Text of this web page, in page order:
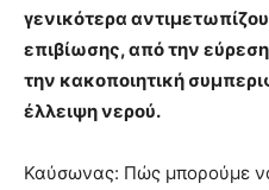
hot
cam
show.desi
xxx
teaches
γενικότερα
επιβίωσης, από την
την κακοποιητική
έλλειψη νερού.
Καύσωνας: Πώς μπορούμε